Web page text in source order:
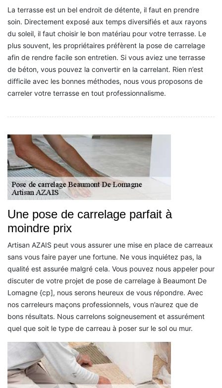
La terrasse est un bel endroit de détente, il faut en prendre
soin. Directement exposé aux temps diversifiés et aux rayons
du soleil, il faut choisir le bon matériau pour votre terrasse. Le
plus souvent, les propriétaires préfèrent la pose de carrelage
afin de rendre facile son entretien. Si vous aviez une terrasse
de béton, vous pouvez la convertir en la carrelant. Rien n’est
difficile avec les bonnes méthodes, nous vous proposons de
carreler votre terrasse en tout professionnalisme.
Une pose de carrelage parfait à
moindre prix
Artisan AZAIS peut vous assurer une mise en place de carreaux
sans vous faire payer une fortune. Ne vous inquiétez pas, la
qualité est assurée malgré cela. Vous pouvez nous appeler pour
discuter de votre projet de pose de carrelage à Beaumont De
Lomagne {cp], nous serons heureux de vous répondre. Avec
nos carreleurs maçons professionnels, vous n’aurez que de
bons résultats. Nous carrelons soigneusement et assurément
quel que soit le type de carreau à poser sur le sol ou mur.